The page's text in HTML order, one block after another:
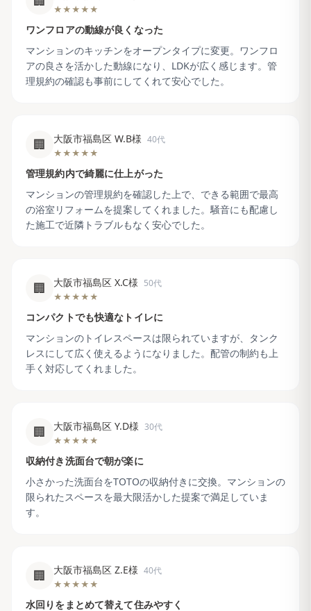
★★★★★
ワンフロアの動線が良くなった
マンションのキッチンをオープンタイプに変更。ワンフロ
アの良さを活かした動線になり、LDKが広く感じます。管
理規約の確認も事前にしてくれて安心でした。
🏢 大阪市福島区 W.B様 40代
★★★★★
管理規約内で綺麗に仕上がった
マンションの管理規約を確認した上で、できる範囲で最高
の浴室リフォームを提案してくれました。騒音にも配慮し
た施工で近隣トラブルもなく安心でした。
🏢 大阪市福島区 X.C様 50代
★★★★★
コンパクトでも快適なトイレに
マンションのトイレスペースは限られていますが、タンク
レスにして広く使えるようになりました。配管の制約も上
手く対応してくれました。
🏢 大阪市福島区 Y.D様 30代
★★★★★
収納付き洗面台で朝が楽に
小さかった洗面台をTOTOの収納付きに交換。マンションの
限られたスペースを最大限活かした提案で満足していま
す。
🏢 大阪市福島区 Z.E様 40代
★★★★★
水回りをまとめて替えて住みやすく